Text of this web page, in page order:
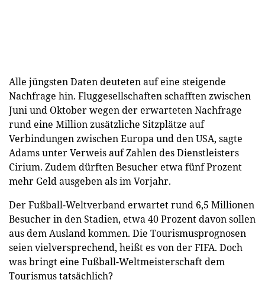
Alle jüngsten Daten deuteten auf eine steigende
Nachfrage hin. Fluggesellschaften schafften zwischen
Juni und Oktober wegen der erwarteten Nachfrage
rund eine Million zusätzliche Sitzplätze auf
Verbindungen zwischen Europa und den USA, sagte
Adams unter Verweis auf Zahlen des Dienstleisters
Cirium. Zudem dürften Besucher etwa fünf Prozent
mehr Geld ausgeben als im Vorjahr.
Der Fußball-Weltverband erwartet rund 6,5 Millionen
Besucher in den Stadien, etwa 40 Prozent davon sollen
aus dem Ausland kommen. Die Tourismusprognosen
seien vielversprechend, heißt es von der FIFA. Doch
was bringt eine Fußball-Weltmeisterschaft dem
Tourismus tatsächlich?